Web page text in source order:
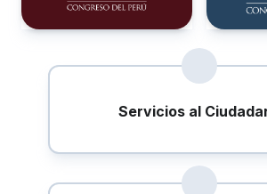
Servicios al